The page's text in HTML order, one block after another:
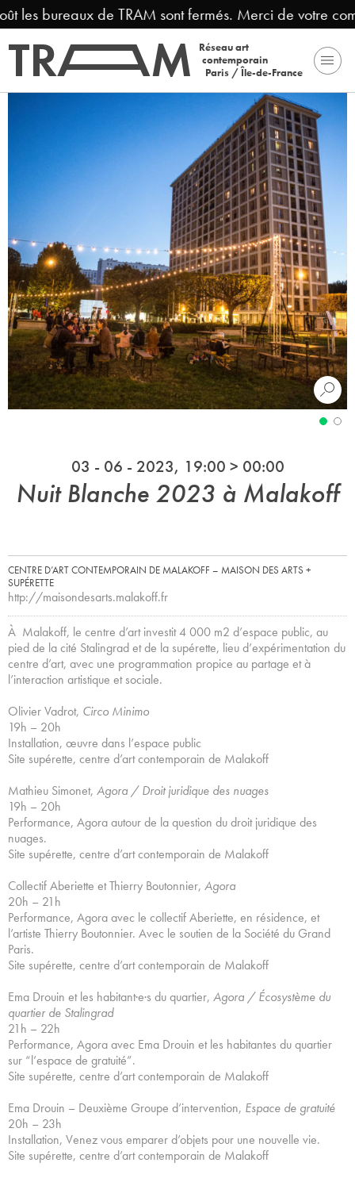
les bureaux de TRAM sont fermés. Merci de votre
Réseau art
contemporain
Paris / Île-de-France
03 - 06 - 2023, 19:00 > 00:00
Nuit Blanche 2023 à Malakoff
CENTRE D’ART CONTEMPORAIN DE MALAKOFF – MAISON DES ARTS +
SUPÉRETTE
http://maisondesarts.malakoff.fr
À Malakoff, le centre d’art investit 4 000 m2 d’espace public, au
pied de la cité Stalingrad et de la supérette, lieu d’expérimentation du
centre d’art, avec une programmation propice au partage et à
l’interaction artistique et sociale.
Olivier Vadrot, Circo Minimo
19h – 20h
Installation, œuvre dans l’espace public
Site supérette, centre d’art contemporain de Malakoff
Mathieu Simonet, Agora / Droit juridique des nuages
19h – 20h
Performance, Agora autour de la question du droit juridique des
nuages.
Site supérette, centre d’art contemporain de Malakoff
Collectif Aberiette et Thierry Boutonnier, Agora
20h – 21h
Performance, Agora avec le collectif Aberiette, en résidence, et
l’artiste Thierry Boutonnier. Avec le soutien de la Société du Grand
Paris.
Site supérette, centre d’art contemporain de Malakoff
Ema Drouin et les habitant·e·s du quartier, Agora / Écosystème du
quartier de Stalingrad
21h – 22h
Performance, Agora avec Ema Drouin et les habitantes du quartier
sur “l’espace de gratuité”.
Site supérette, centre d’art contemporain de Malakoff
Ema Drouin – Deuxième Groupe d’intervention, Espace de gratuité
20h – 23h
Installation, Venez vous emparer d’objets pour une nouvelle vie.
Site supérette, centre d’art contemporain de Malakoff